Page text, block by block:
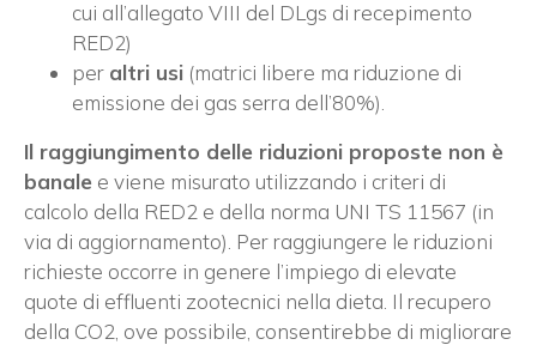
cui all’allegato VIII del DLgs di recepimento
RED2)
per altri usi (matrici libere ma riduzione di
emissione dei gas serra dell’80%).
Il raggiungimento delle riduzioni proposte non è
banale e viene misurato utilizzando i criteri di
calcolo della RED2 e della norma UNI TS 11567 (in
via di aggiornamento). Per raggiungere le riduzioni
richieste occorre in genere l’impiego di elevate
quote di effluenti zootecnici nella dieta. Il recupero
della CO2, ove possibile, consentirebbe di migliorare